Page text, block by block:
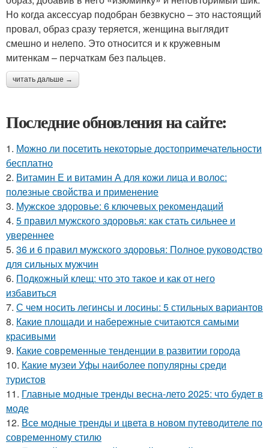
Но когда аксессуар подобран безвкусно – это настоящий
провал, образ сразу теряется, женщина выглядит
смешно и нелепо. Это относится и к кружевным
митенкам – перчаткам без пальцев.
читать дальше →
Последние обновления на сайте:
1. Можно ли посетить некоторые достопримечательности
бесплатно
2. Витамин Е и витамин А для кожи лица и волос:
полезные свойства и применение
3. Мужское здоровье: 6 ключевых рекомендаций
4. 5 правил мужского здоровья: как стать сильнее и
увереннее
5. 36 и 6 правил мужского здоровья: Полное руководство
для сильных мужчин
6. Подкожный клещ: что это такое и как от него
избавиться
7. С чем носить легинсы и лосины: 5 стильных вариантов
8. Какие площади и набережные считаются самыми
красивыми
9. Какие современные тенденции в развитии города
10. Какие музеи Уфы наиболее популярны среди
туристов
11. Главные модные тренды весна-лето 2025: что будет в
моде
12. Все модные тренды и цвета в новом путеводителе по
современному стилю